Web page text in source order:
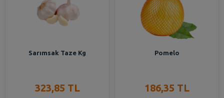
Sarımsak Taze Kg
323,85 TL
Pomelo
186,35 TL